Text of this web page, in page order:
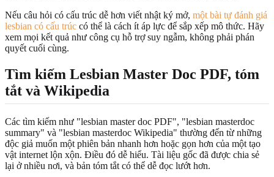
Nếu câu hỏi có cấu trúc dễ hơn viết nhật ký mở, một bài tự đánh giá
lesbian có cấu trúc có thể là cách ít áp lực để sắp xếp mô thức. Hãy
xem mọi kết quả như công cụ hỗ trợ suy ngẫm, không phải phán
quyết cuối cùng.
Tìm kiếm Lesbian Master Doc PDF, tóm
tắt và Wikipedia
Các tìm kiếm như "lesbian master doc PDF", "lesbian masterdoc
summary" và "lesbian masterdoc Wikipedia" thường đến từ những
độc giả muốn một phiên bản nhanh hơn hoặc gọn hơn của một tạo
vật internet lộn xộn. Điều đó dễ hiểu. Tài liệu gốc đã được chia sẻ
lại ở nhiều nơi, và bản tóm tắt có thể dễ đọc lướt hơn.